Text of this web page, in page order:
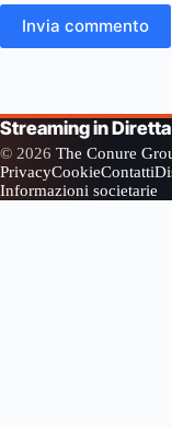
Invia commento
Streaming in Diretta
© 2026 The Conure
PrivacyCookieContatti
Informazioni societarie